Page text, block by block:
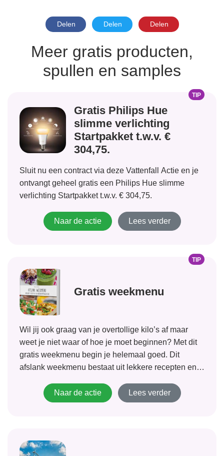
Delen Delen Delen
Meer gratis producten,
spullen en samples
TIP
Gratis Philips Hue
slimme verlichting
Startpakket t.w.v. €
304,75.
Sluit nu een contract via deze Vattenfall Actie en je
ontvangt geheel gratis een Philips Hue slimme
verlichting Startpakket t.w.v. € 304,75.
Naar de actie Lees verder
TIP
Gratis weekmenu
Wil jij ook graag van je overtollige kilo’s af maar
weet je niet waar of hoe je moet beginnen? Met dit
gratis weekmenu begin je helemaal goed. Dit
afslank weekmenu bestaat uit lekkere recepten en
begin je weg...Naar de actie Lees verder